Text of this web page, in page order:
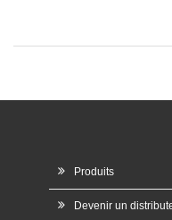
Produits
Devenir un